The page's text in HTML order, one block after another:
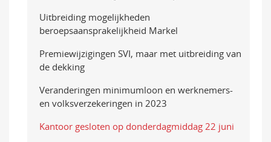
Uitbreiding mogelijkheden
beroepsaansprakelijkheid Markel
Premiewijzigingen SVI, maar met uitbreiding van
de dekking
Veranderingen minimumloon en werknemers-
en volksverzekeringen in 2023
Kantoor gesloten op donderdagmiddag 22 juni